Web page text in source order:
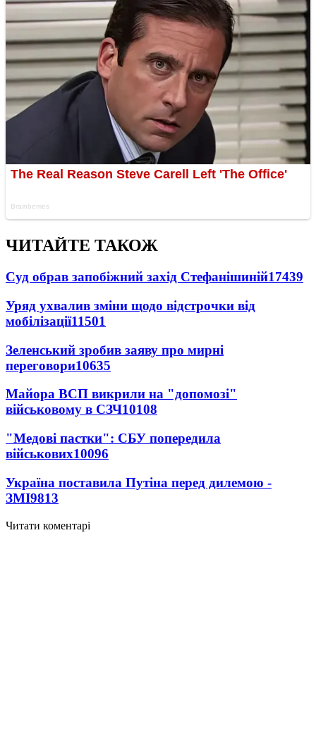
ЧИТАЙТЕ ТАКОЖ
Суд обрав запобіжний захід Стефанішиній17439
Уряд ухвалив зміни щодо відстрочки від
мобілізації11501
Зеленський зробив заяву про мирні
переговори10635
Майора ВСП викрили на "допомозі"
військовому в СЗЧ10108
"Медові пастки": СБУ попередила
військових10096
Україна поставила Путіна перед дилемою -
ЗМІ9813
Читати коментарі